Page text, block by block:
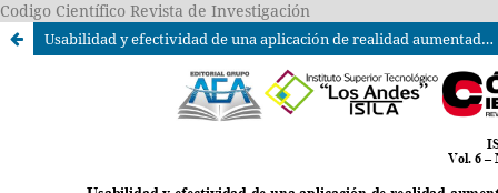
Codigo Científico Revista de Investigación
Usabilidad y efectividad de una aplicación de realidad aumentada para la enseñanza de Ciencias Naturales en escuelas